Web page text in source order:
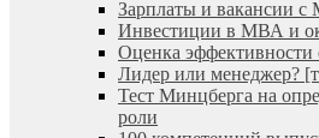
Зарплаты и вакансии с
Инвестиции в МВА и
Оценка
Лидер или менеджер?
Тест Минцберга на
роли